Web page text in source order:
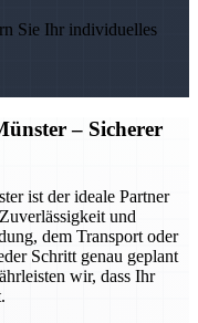
Sie Ihr individuelles
– Sicherer
ist der ideale Partner
und
dem Transport oder
Schritt genau geplant
wir, dass Ihr